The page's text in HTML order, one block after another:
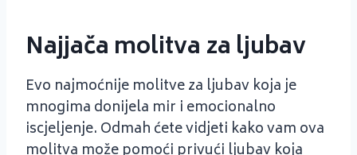
Najjača molitva za ljubav
Evo najmoćnije molitve za ljubav koja je
mnogima donijela mir i emocionalno
iscjeljenje. Odmah ćete vidjeti kako vam ova